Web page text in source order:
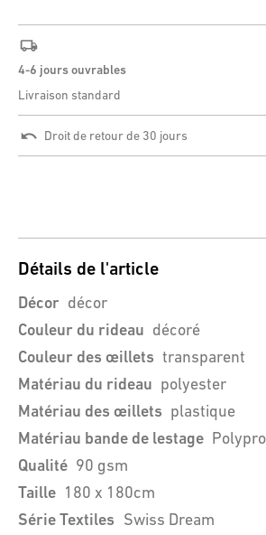
4-6 jours ouvrables
Livraison standard
Droit de retour de 30 jours
Détails de l'article
Décor décor
Couleur du rideau décoré
Couleur des œillets transparent
Matériau du rideau polyester
Matériau des œillets plastique
Matériau bande de lestage
Qualité 90 gsm
Taille 180 x 180cm
Série Textiles Swiss Dream